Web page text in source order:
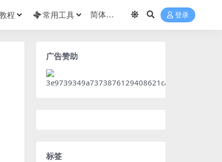
程 常用工具 登录
广告赞助
标签